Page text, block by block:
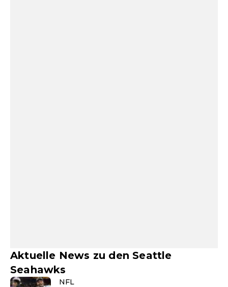
Aktuelle News zu den Seattle
Seahawks
NFL